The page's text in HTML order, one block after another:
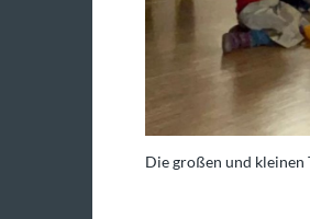
Die großen und kleinen